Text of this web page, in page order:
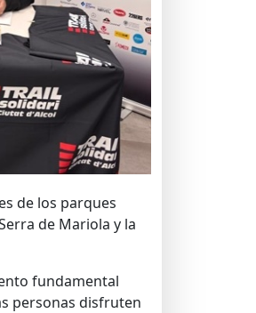
de los parques
de Mariola y la
fundamental
personas disfruten